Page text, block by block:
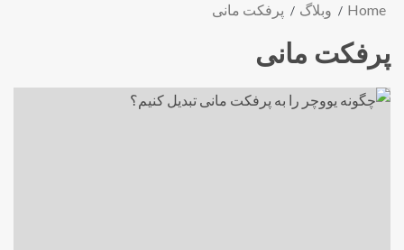
Home وبلاگ پرفکت مانی
پرفکت مانی